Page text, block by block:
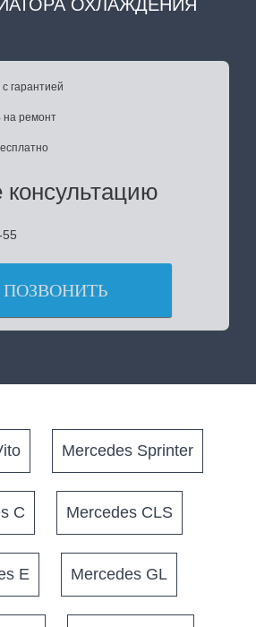
ОХЛАЖДЕНИЯ
гарантией
на ремонт
консультацию
ПОЗВОНИТЬ
Mercedes Sprinter
C Mercedes CLS
E Mercedes GL